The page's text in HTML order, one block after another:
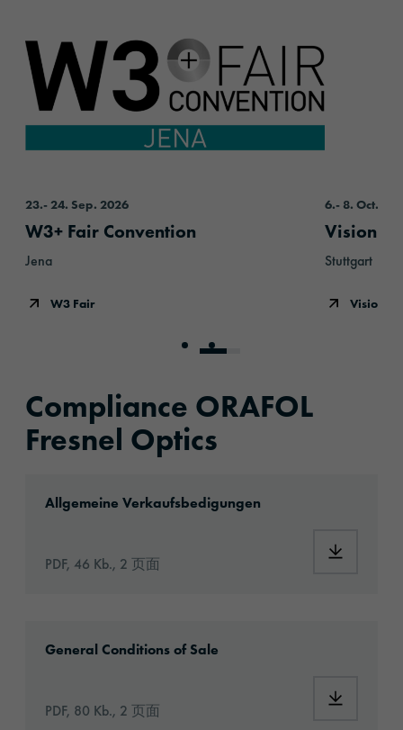
23.09.2026
23.- 24. Sep. 2026
W3+ Fair Convention
Jena
W3 Fair
06.10.2026
6.- 8. Oct.
Vision
Stuttgart
Vision
Compliance ORAFOL
Fresnel Optics
Allgemeine Verkaufsbedigungen
PDF, 46 Kb., 2 页面
General Conditions of Sale
PDF, 80 Kb., 2 页面